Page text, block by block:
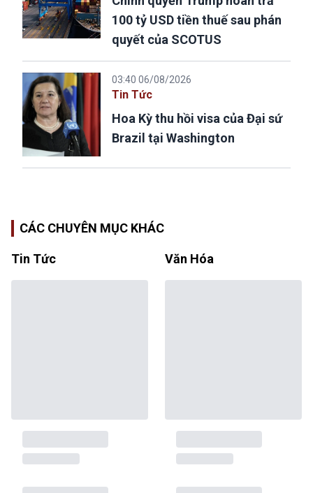
100 tỷ USD tiền thuế sau phán
quyết của SCOTUS
03:40 06/08/2026
Tin Tức
Hoa Kỳ thu hồi visa của Đại sứ
Brazil tại Washington
CÁC CHUYÊN MỤC KHÁC
Tin Tức Văn Hóa